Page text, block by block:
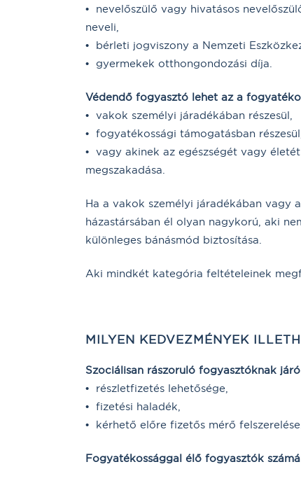
• nevelőszülő vagy hivatásos
neveli,
• bérleti jogviszony a Nemzeti
• gyermekek otthongondozási díja.
Védendő fogyasztó lehet az a
• vakok személyi járadékában részesül,
• fogyatékossági támogatásban
• vagy akinek az egészségét vagy
megszakadása.
Ha a vakok személyi járadékában vagy
házastársában él olyan nagykorú, aki
különleges bánásmód biztosítása.
Aki mindkét kategória feltételeinek
MILYEN KEDVEZMÉNYEK
Szociálisan rászoruló fogyasztóknak
• részletfizetés lehetősége,
• fizetési haladék,
• kérhető előre fizetős mérő
Fogyatékossággal élő fogyasztók